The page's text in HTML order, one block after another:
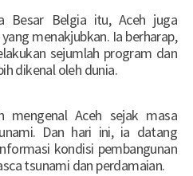
Besar Belgia itu, Aceh juga
menakjubkan. Ia berharap,
sejumlah program dan
dikenal oleh dunia.
mengenal Aceh sejak masa
Dan hari ini, ia datang
kondisi pembangunan
tsunami dan perdamaian.